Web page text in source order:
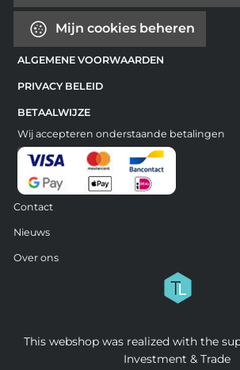
Mijn cookies beheren
ALGEMENE VOORWAARDEN
PRIVACY BELEID
BETAALWIJZE
Wij accepteren onderstaande betalingen
Contact
Nieuws
Over ons
This webshop was realized with the
Investment & Trade